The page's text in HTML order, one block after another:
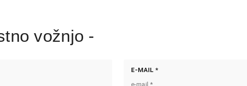
vožnjo -
E-MAIL *